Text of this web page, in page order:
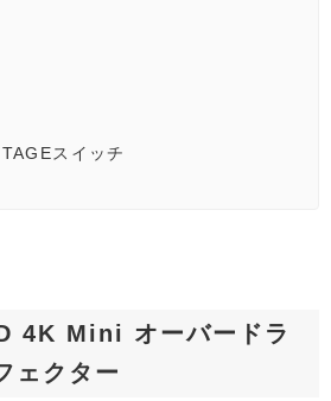
スイッチ
4K Mini オーバードラ
ェクター